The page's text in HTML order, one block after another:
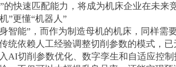
的快速匹配能力，将成为机床企业在未来
”更懂“机器人”
智能”，而作为制造母机的机床，同样
统依赖人工经验调整切削参数的模式，
AI切削参数优化、数字孪生和自适应控